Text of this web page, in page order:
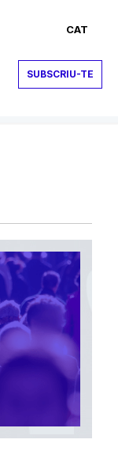
CAT
SUBSCRIU-TE